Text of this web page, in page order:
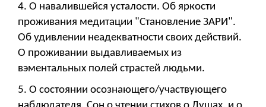
4. О навалившейся усталости. Об яркости
проживания медитации "Становление ЗАРИ".
Об удивлении неадекватности своих действий.
О проживании выдавливаемых из
вэментальных полей страстей людьми.
5. О состоянии осознающего/участвующего